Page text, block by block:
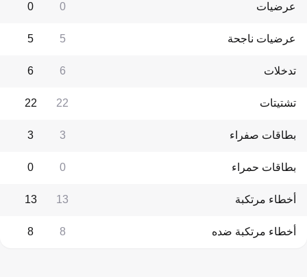
عرضيات 0
0
عرضيات ناجحة 5
5
تدخلات 6
6
تشتيتات 22
22
بطاقات صفراء 3
3
بطاقات حمراء 0
0
أخطاء مرتكبة 13
13
أخطاء مرتكبة ضده 8
8